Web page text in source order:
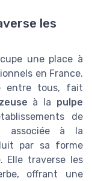
les
une place à
en France.
entre tous, fait
à la pulpe
de
associée à la
par sa forme
Elle traverse les
offrant une